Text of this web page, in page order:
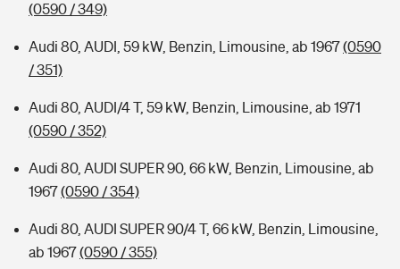
(0590 / 349)
Audi 80, AUDI, 59 kW, Benzin, Limousine, ab 1967(0590
/ 351)
Audi 80, AUDI/4 T, 59 kW, Benzin, Limousine, ab 1971
(0590 / 352)
Audi 80, AUDI SUPER 90, 66 kW, Benzin, Limousine, ab
1967(0590 / 354)
Audi 80, AUDI SUPER 90/4 T, 66 kW, Benzin, Limousine,
ab 1967(0590 / 355)